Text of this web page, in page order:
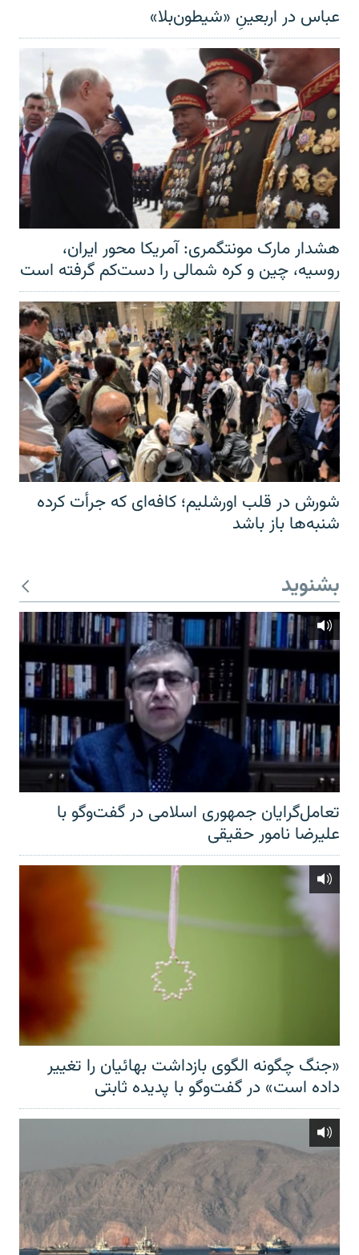
عباس در اربعینِ «شیطون‌بلا»
هشدار مارک مونتگمری: آمریکا محور ایران،
روسیه، چین و کره شمالی را دست‌کم گرفته است
شورش در قلب اورشلیم؛ کافه‌ای که جرأت کرده
شنبه‌ها باز باشد
بشنوید
تعامل‌گرایان جمهوری اسلامی در گفت‌وگو با
علیرضا نامور حقیقی
«جنگ چگونه الگوی بازداشت بهائیان را تغییر
داده است» در گفت‌وگو با پدیده ثابتی